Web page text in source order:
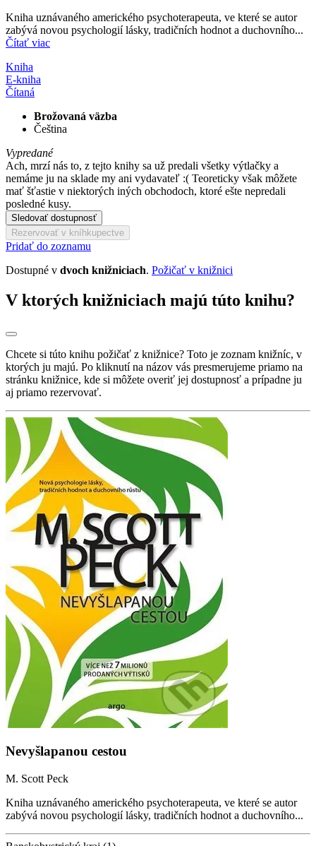
Kniha uznávaného amerického psychoterapeuta, ve které se autor
zabývá novou psychologií lásky, tradičních hodnot a duchovního...
Čítať viac
Kniha
E-kniha
Čítaná
Brožovaná väzba
Čeština
Vypredané
Ach, mrzí nás to, z tejto knihy sa už predali všetky výtlačky a
nemáme ju na sklade my ani vydavateľ :( Teoreticky však môžete
mať šťastie v niektorých iných obchodoch, ktoré ešte nepredali
posledné kusy.
Sledovať dostupnosť
Rezervovať v kníhkupectve
Pridať do zoznamu
Dostupné v dvoch knižniciach. Požičať v knižnici
V ktorých knižniciach majú túto knihu?
Chcete si túto knihu požičať z knižnice? Toto je zoznam knižníc, v
ktorých ju majú. Po kliknutí na názov vás presmerujeme priamo na
stránku knižnice, kde si môžete overiť jej dostupnosť a prípadne ju
aj priamo rezervovať.
Nevyšlapanou cestou
M. Scott Peck
Kniha uznávaného amerického psychoterapeuta, ve které se autor
zabývá novou psychologií lásky, tradičních hodnot a duchovního...